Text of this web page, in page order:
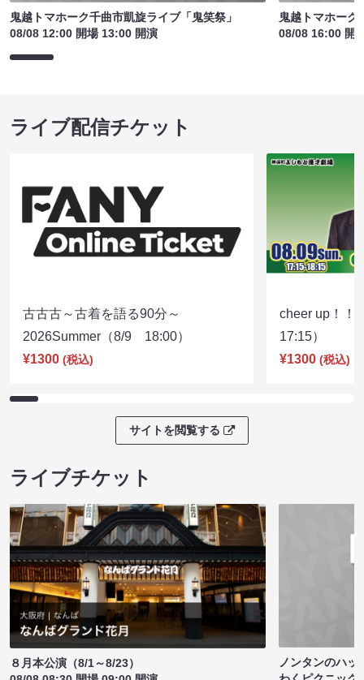
鬼越トマホーク千曲市凱旋ライブ「鬼笑祭」
08/08 12:00 開場 13:00 開演
鬼越トマホーク
08/08 16:00 開
ライブ配信チケット
古古古～古着を語る90分～
2026Summer（8/9 18:00）
¥1300 (税込)
cheer up！
17:15）
¥1300 (税込)
サイトを閲覧する
ライブチケット
８月本公演（8/1～8/23）
ノンタンのハッ